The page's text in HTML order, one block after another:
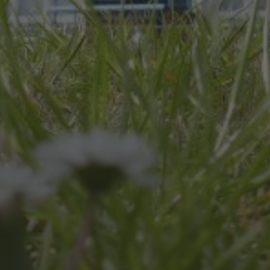
JULI 8, 2026
UNSER SCHUL-/SPORTFEST
2026